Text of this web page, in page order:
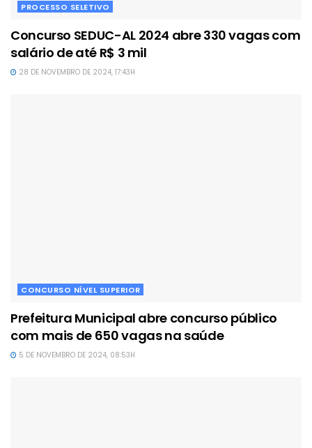
PROCESSO SELETIVO
Concurso SEDUC-AL 2024 abre 330 vagas com
salário de até R$ 3 mil
28 DE NOVEMBRO DE 2024, 17:43H
CONCURSO NÍVEL SUPERIOR
Prefeitura Municipal abre concurso público
com mais de 650 vagas na saúde
5 DE NOVEMBRO DE 2024, 08:53H